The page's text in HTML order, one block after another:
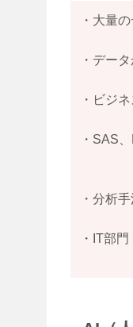
・大量
・デー
・ビジ
・SAS
・分析
・IT部